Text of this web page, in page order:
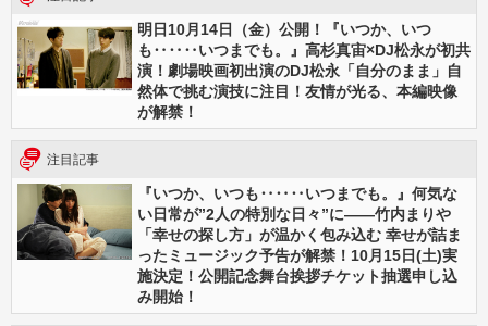
明日10月14日（金）公開！『いつか、いつ
も‥‥‥いつまでも。』高杉真宙×DJ松永が初共
演！劇場映画初出演のDJ松永「自分のまま」自
然体で挑む演技に注目！友情が光る、本編映像
が解禁！
注目記事
『いつか、いつも‥‥‥いつまでも。』何気な
い日常が”2人の特別な日々”に――竹内まりや
「幸せの探し方」が温かく包み込む 幸せが詰ま
ったミュージック予告が解禁！10月15日(土)実
施決定！公開記念舞台挨拶チケット抽選申し込
み開始！